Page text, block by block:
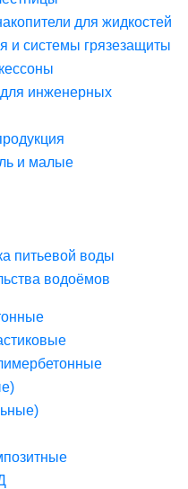
для жидкостей
и системы грязезащиты
инженерных
и малые
питьевой воды
водоёмов